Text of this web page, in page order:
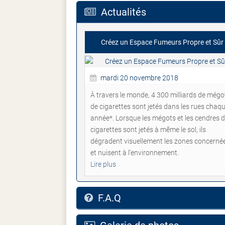
Actualités
Créez un Espace Fumeurs Propre et Sûr
mardi 20 novembre 2018
À travers le monde, 4 300 milliards de
de cigarettes sont jetés dans les rues
année*. Lorsque les mégots et les cendres
cigarettes sont jetés à même le sol, ils
dégradent visuellement les zones
et nuisent à l’environnement.
Lire plus
F.A.Q